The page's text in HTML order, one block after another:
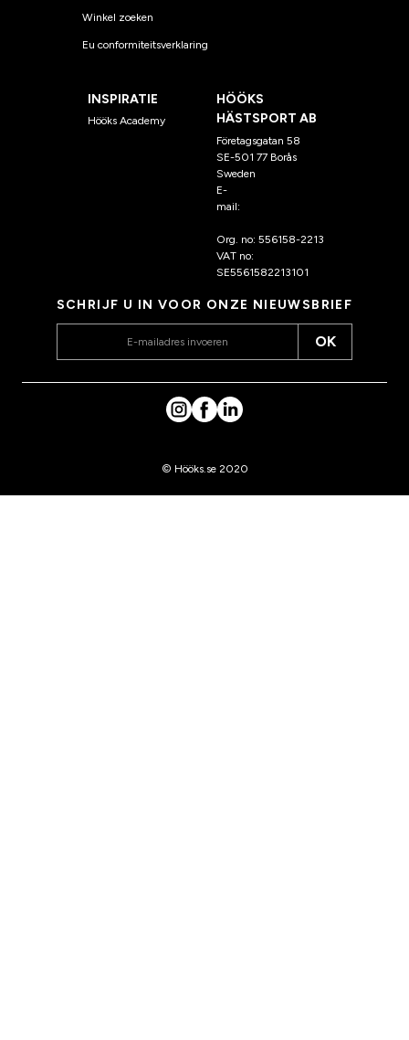
Winkel zoeken
Eu conformiteitsverklaring
INSPIRATIE
Hööks Academy
HÖÖKS
HÄSTSPORT AB
Företagsgatan 58
SE-501 77 Borås
Sweden
E-
mail:
Org. no: 556158-2213
VAT no:
SE5561582213101
SCHRIJF U IN VOOR ONZE NIEUWSBRIEF
OK
© Hööks.se 2020